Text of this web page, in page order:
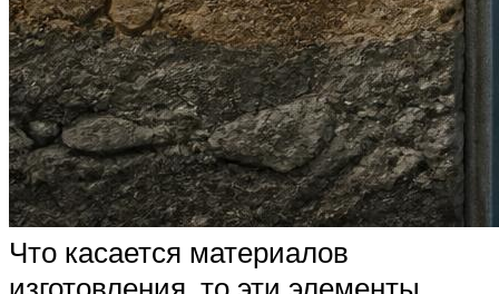
Что касается материалов